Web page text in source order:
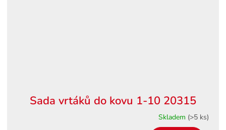
Sada vrtáků do kovu 1-10 20315
Skladem (>5 ks)